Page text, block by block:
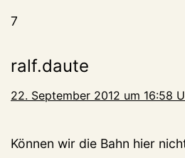
7
ralf.daute
22. September 2012 um 16:58
Können wir die Bahn hier